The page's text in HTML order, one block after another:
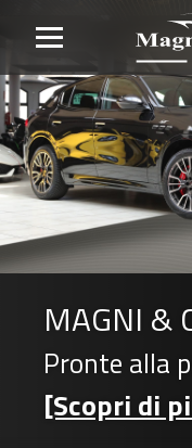
MAGNI &
Pronte alla
[Scopri di